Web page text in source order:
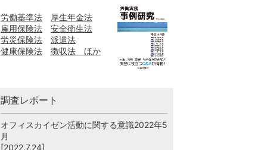
労働基準法
厚生年金法
雇用保険法
安全衛生法
労災保険法
派遣法
健康保険法
徴収法 ほか
調査レポート
オフィスカイゼン活動に関する意識2022年5
月
[2022.7.24]